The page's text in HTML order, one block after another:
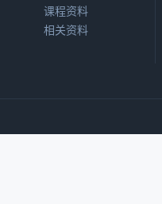
课程资料
相关资料